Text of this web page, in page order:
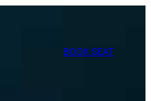
BOOK SEAT